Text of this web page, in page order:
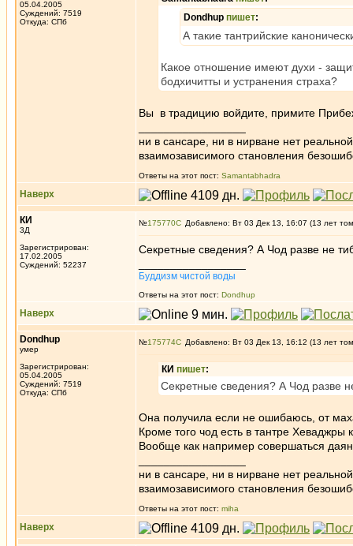
05.04.2005
Суждений: 7519
Откуда: СПб
Dondhup пишет:
А такие тантрийские
Какое отношение имеют духи -
бодхичитты и устранения страха?
Вы в традицию войдите, примите
ни в сансаре, ни в нирване нет
взаимозависимого становления
Ответы на этот пост: Samantabhadra
Наверх
КИ
3Д
Зарегистрирован:
17.02.2005
Суждений: 52237
№175770 Добавлено: Вт 03 Дек 13, 16:07 (13 лет
Секретные сведения? А Чод разве не
Буддизм чистой воды
Ответы на этот пост: Dondhup
Наверх
Dondhup
умер
Зарегистрирован:
05.04.2005
Суждений: 7519
Откуда: СПб
№175774 Добавлено: Вт 03 Дек 13, 16:12 (13 лет
КИ пишет:
Секретные сведения? А Чод разве
Она получила если не ошибаюсь, от
Кроме того чод есть в тантре Хеваджры
Вообще как например совершаться
ни в сансаре, ни в нирване нет
взаимозависимого становления
Ответы на этот пост: miha
Наверх